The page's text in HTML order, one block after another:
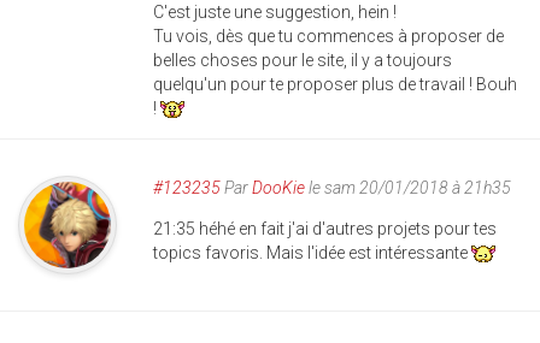
C'est juste une suggestion, hein !
Tu vois, dès que tu commences à proposer de
belles choses pour le site, il y a toujours
quelqu'un pour te proposer plus de travail ! Bouh
!
#123235ParDooKiele sam 20/01/2018 à 21h35
21:35 héhé en fait j'ai d'autres projets pour tes
topics favoris. Mais l'idée est intéressante